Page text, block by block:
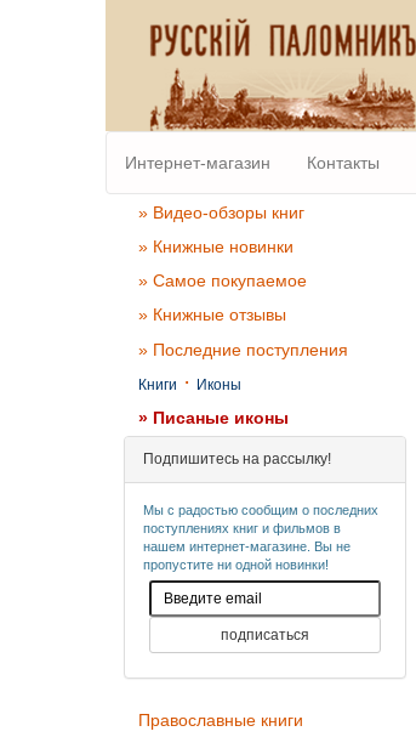
Интернет-магазин Контакты
» Видео-обзоры книг
» Книжные новинки
» Самое покупаемое
» Книжные отзывы
» Последние поступления
Книги · Иконы
» Писаные иконы
Подпишитесь на рассылку!
Мы с радостью сообщим о последних
поступлениях книг и фильмов в
нашем интернет-магазине. Вы не
пропустите ни одной новинки!
Православные книги